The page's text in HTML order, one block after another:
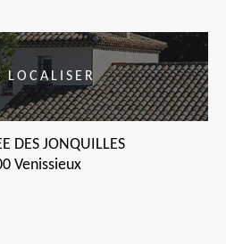
LOCALISER
DES JONQUILLES
Venissieux